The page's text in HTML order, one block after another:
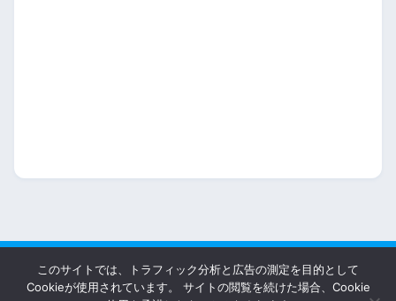
HOME
このサイトでは、トラフィック分析と広告の測定を目的として
Cookieが使用されています。 サイトの閲覧を続けた場合、Cookie